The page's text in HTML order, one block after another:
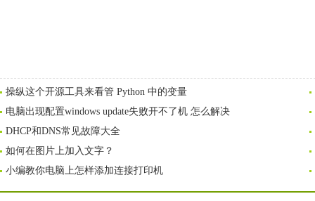
操纵这个开源工具来看管 Python 中的变量
电脑出现配置windows update失败开不了机 怎么解决
DHCP和DNS常见故障大全
如何在图片上加入文字？
小编教你电脑上怎样添加连接打印机